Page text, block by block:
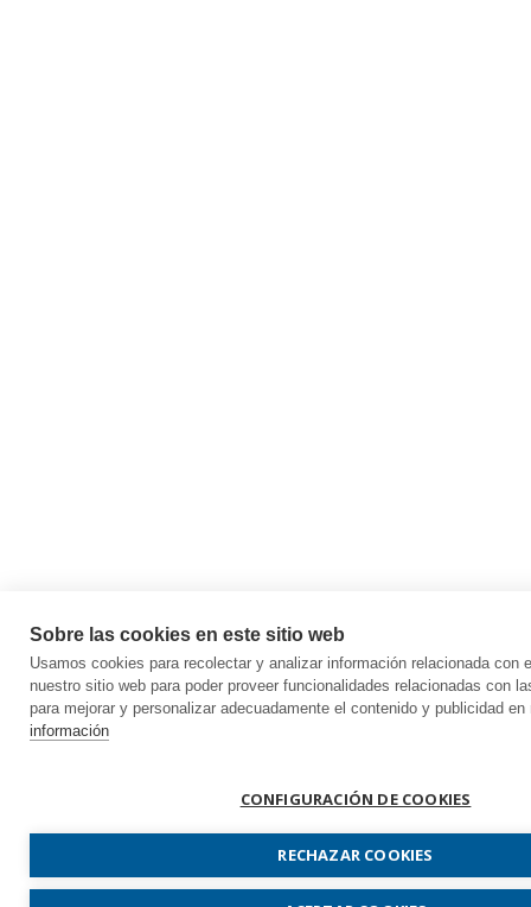
Sobre las cookies en este sitio web
Usamos cookies para recolectar y analizar información relacionada con
nuestro sitio web para poder proveer funcionalidades relacionadas con
para mejorar y personalizar adecuadamente el contenido y publicidad
información
CONFIGURACIÓN DE COOKIES
RECHAZAR COOKIES